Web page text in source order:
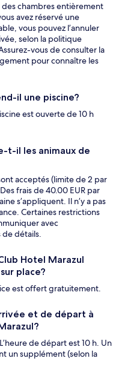
chambres entièrement
avez réservé une
vous pouvez l’annuler
selon la politique
vous de consulter la
pour connaître les
il une piscine?
est ouverte de 10 h
t-il les animaux de
acceptés (limite de 2 par
frais de 40.00 EUR par
s’appliquent. Il n’y a pas
Certaines restrictions
avec
détails.
Hotel Marazul
place?
est offert gratuitement.
et de départ à
de départ est 10 h. Un
un supplément (selon la